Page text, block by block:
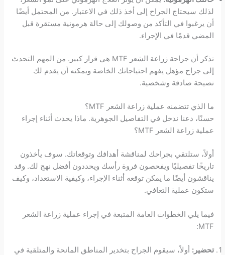
لذلك سيحتاج الجراح إلى أخذ ذلك في الاعتبار. من المحتمل أيضًا
أن يرغبوا في التأكد من وصولك إلى حالة هرمونية مستقرة قبل
المضي قدمًا في الإجراء.
تذكر أن جراحة زراعة الشعر MTF هي قرار كبير. من المهم التحدث
إلى جراح مؤهل يفهم احتياجاتك الخاصة ويمكنه أن يقدم لك
نصيحة صادقة وشخصية.
ما الذي تتضمنه عملية زراعة الشعر MTF؟
حسنًا، دعنا ندخل في التفاصيل الجوهرية. ماذا يحدث أثناء إجراء
عملية زراعة الشعر MTF؟
أولاً، ستلتقي بجراحك لمناقشة أهدافك وتوقعاتك. سوف يأخذون
تاريخًا تفصيليًا ويفحصون فروة رأسك ويحددون أفضل نهج لك. وقد
يناقشون أيضًا ما يمكن توقعه أثناء الإجراء، وكيفية الاستعداد، وكيف
ستكون عملية التعافي.
فيما يلي الخطوات العامة المتبعة في إجراء عملية زراعة الشعر
MTF:
تحضير: أولاً، سيقوم الجراح بتخدير المناطق المانحة والمتلقية في